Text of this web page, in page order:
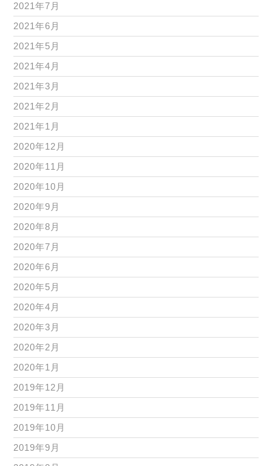
2021年7月
2021年6月
2021年5月
2021年4月
2021年3月
2021年2月
2021年1月
2020年12月
2020年11月
2020年10月
2020年9月
2020年8月
2020年7月
2020年6月
2020年5月
2020年4月
2020年3月
2020年2月
2020年1月
2019年12月
2019年11月
2019年10月
2019年9月